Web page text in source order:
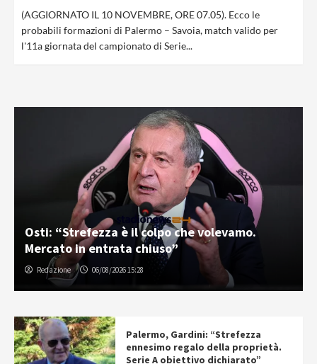
(AGGIORNATO IL 10 NOVEMBRE, ORE 07.05). Ecco le
probabili formazioni di Palermo – Savoia, match valido per
l'11a giornata del campionato di Serie...
Osti: “Strefezza è il colpo che volevamo.
Mercato in entrata chiuso”
Redazione 06/08/2026 15:28
Palermo, Gardini: “Strefezza
ennesimo regalo della proprietà.
Serie A obiettivo dichiarato”